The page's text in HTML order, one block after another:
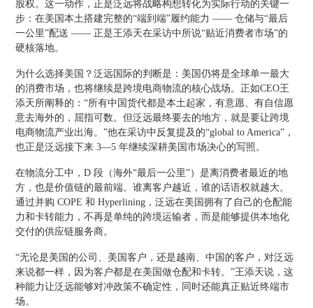
股权。这一动作，正是泛远将战略构想转化为实际行动的关键一
步：在美国本土搭建完整的“端到端”履约能力 —— 仓储与“最后
一公里”配送 —— 正是王添天在采访中所说“贴近消费者市场”的
硬核落地。
为什么选择美国？泛远国际的判断是：美国仍将是全球单一最大
的消费市场，也将继续是跨境电商物流的核心战场。正如CEO王
添天所阐释的：“所有中国货代都是本土起家，有意愿、有自信愿
意去海外的，屈指可数。但泛远最终要去的地方，就是要让跨境
电商物流产业出海。”他在采访中反复提及的“global to America”，
也正是泛远接下来 3—5 年继续深耕美国市场决心的写照。
在物流分工中，D 段（海外“最后一公里”）是离消费者最近的地
方，也是价值链的最前端。谁离客户越近，谁的话语权就越大。
通过并购 COPE 和 Hyperlining，泛远在美国拥有了自己的仓配能
力和卡转能力，不再是单纯的跨境运输者，而是能够提供本地化
交付的供应链服务商。
“无论是美国的公司、美国客户，还是越南、中国的客户，对泛远
来说都一样，因为客户都是在美国做仓配和卡转。”王添天说，这
种能力让泛远能够对冲政策不确定性，同时还能真正贴近终端市
场。